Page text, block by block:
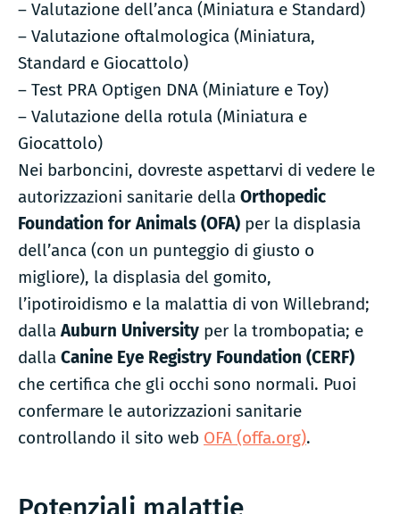
– Valutazione dell’anca (Miniatura e Standard)
– Valutazione oftalmologica (Miniatura,
Standard e Giocattolo)
– Test PRA Optigen DNA (Miniature e Toy)
– Valutazione della rotula (Miniatura e
Giocattolo)
Nei barboncini, dovreste aspettarvi di vedere le
autorizzazioni sanitarie della Orthopedic
Foundation for Animals (OFA) per la displasia
dell’anca (con un punteggio di giusto o
migliore), la displasia del gomito,
l’ipotiroidismo e la malattia di von Willebrand;
dallaAuburn University per la trombopatia; e
dalla Canine Eye Registry Foundation (CERF)
che certifica che gli occhi sono normali. Puoi
confermare le autorizzazioni sanitarie
controllando il sito web OFA (offa.org).